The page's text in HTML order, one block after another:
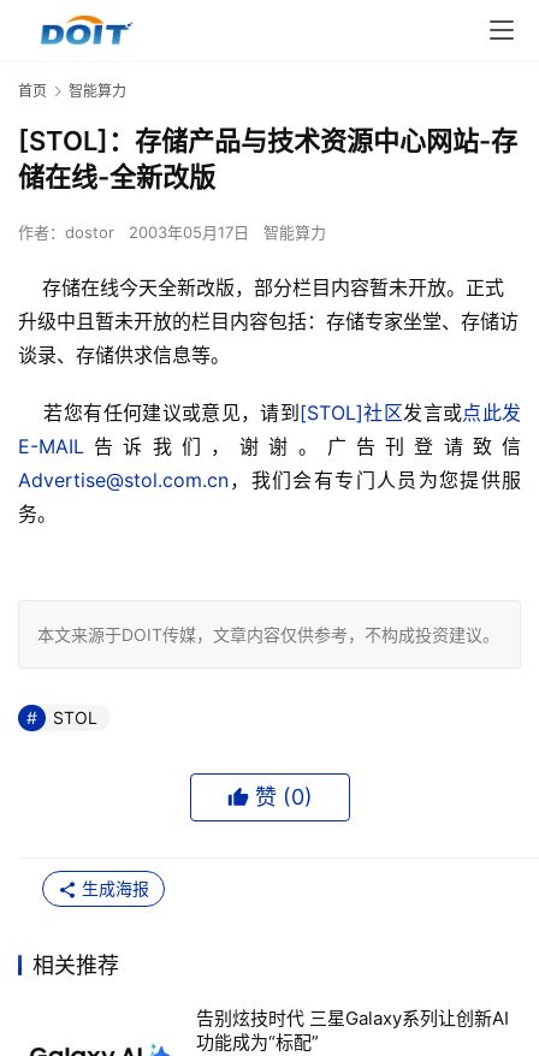
首页 智能算力
[STOL]：存储产品与技术资源中心网站-存
储在线-全新改版
作者： dostor 2003年05月17日 智能算力
存储在线今天全新改版，部分栏目内容暂未开放。正式
升级中且暂未开放的栏目内容包括：存储专家坐堂、存储访
谈录、存储供求信息等。
若您有任何建议或意见，请到 [STOL]社区发言或点此发
E-MAIL 告诉我们，谢谢。广告刊登请致信
Advertise@stol.com.cn，我们会有专门人员为您提供服
务。
本文来源于DOIT传媒，文章内容仅供参考，不构成投资建议。
STOL
赞 (0)
生成海报
相关推荐
告别炫技时代 三星Galaxy系列让创新AI
功能成为“标配”